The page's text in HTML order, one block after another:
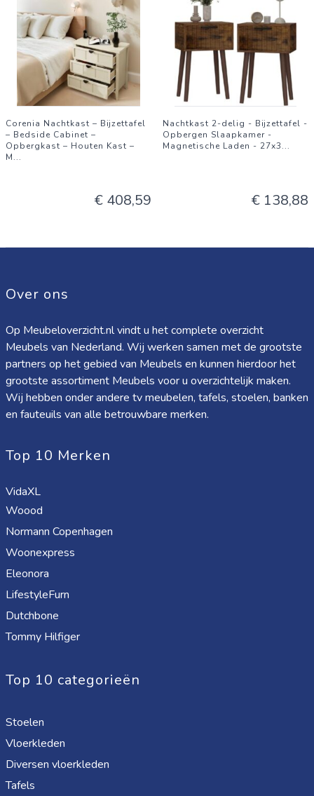
Corenia Nachtkast – Bijzettafel
– Bedside Cabinet –
Opbergkast – Houten Kast –
M...
€ 408,59
Nachtkast 2-delig - Bijzettafel -
Opbergen Slaapkamer -
Magnetische Laden - 27x3...
€ 138,88
Over ons
Op Meubeloverzicht.nl vindt u het complete overzicht
Meubels van Nederland. Wij werken samen met de grootste
partners op het gebied van Meubels en kunnen hierdoor het
grootste assortiment Meubels voor u overzichtelijk maken.
Wij hebben onder andere tv meubelen, tafels, stoelen, banken
en fauteuils van alle betrouwbare merken.
Top 10 Merken
VidaXL
Woood
Normann Copenhagen
Woonexpress
Eleonora
LifestyleFurn
Dutchbone
Tommy Hilfiger
Top 10 categorieën
Stoelen
Vloerkleden
Diversen vloerkleden
Tafels